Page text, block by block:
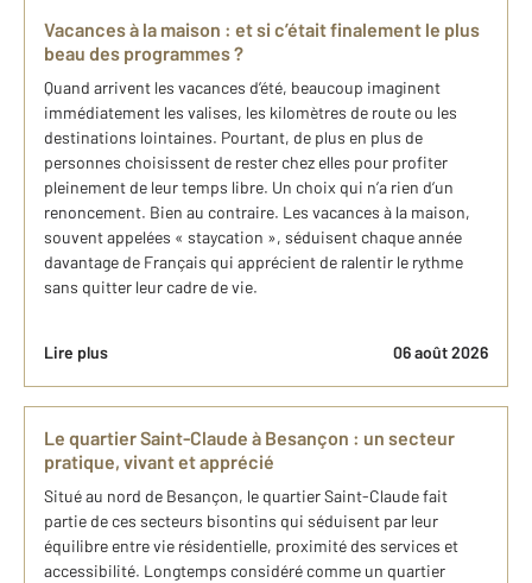
Vacances à la maison : et si c’était finalement le plus
beau des programmes ?
Quand arrivent les vacances d’été, beaucoup imaginent
immédiatement les valises, les kilomètres de route ou les
destinations lointaines. Pourtant, de plus en plus de
personnes choisissent de rester chez elles pour profiter
pleinement de leur temps libre. Un choix qui n’a rien d’un
renoncement. Bien au contraire. Les vacances à la maison,
souvent appelées « staycation », séduisent chaque année
davantage de Français qui apprécient de ralentir le rythme
sans quitter leur cadre de vie.
Lire plus 06 août 2026
Le quartier Saint-Claude à Besançon : un secteur
pratique, vivant et apprécié
Situé au nord de Besançon, le quartier Saint-Claude fait
partie de ces secteurs bisontins qui séduisent par leur
équilibre entre vie résidentielle, proximité des services et
accessibilité. Longtemps considéré comme un quartier